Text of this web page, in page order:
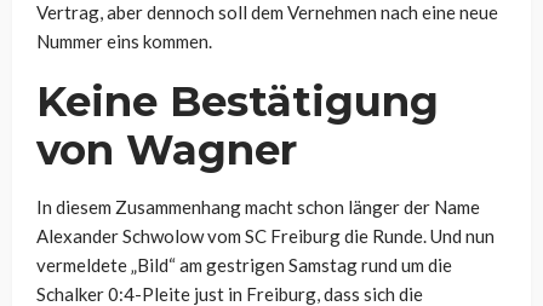
Vertrag, aber dennoch soll dem Vernehmen nach eine neue
Nummer eins kommen.
Keine Bestätigung
von Wagner
In diesem Zusammenhang macht schon länger der Name
Alexander Schwolow vom SC Freiburg die Runde. Und nun
vermeldete „Bild“ am gestrigen Samstag rund um die
Schalker 0:4-Pleite just in Freiburg, dass sich die